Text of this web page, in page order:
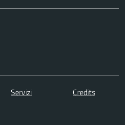
Servizi
Credits